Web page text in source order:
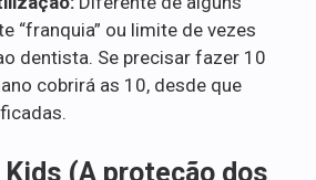
“franquia” ou limite de vezes
dentista. Se precisar fazer 10
cobrirá as 10, desde que
(A proteção dos